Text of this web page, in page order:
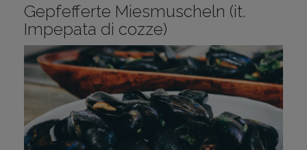
Gepfefferte Miesmuscheln (it.
Impepata di cozze)